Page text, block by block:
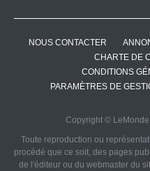
NOUS CONTACTER
CHARTE DE
CONDITIONS
PARAMÈTRES DE
Copyright ©
Toute reproduction ou
procédé que ce soit, des pages
de l'éditeur ou du webmaster du